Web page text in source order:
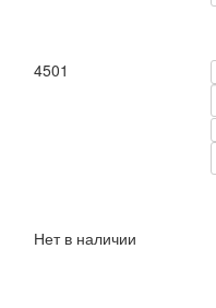
4501
Нет в наличии